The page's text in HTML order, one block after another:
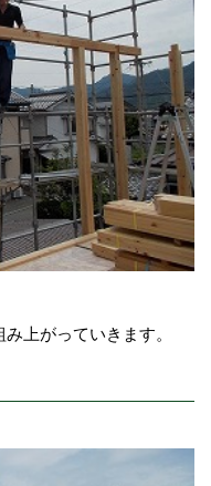
上がっていきます。